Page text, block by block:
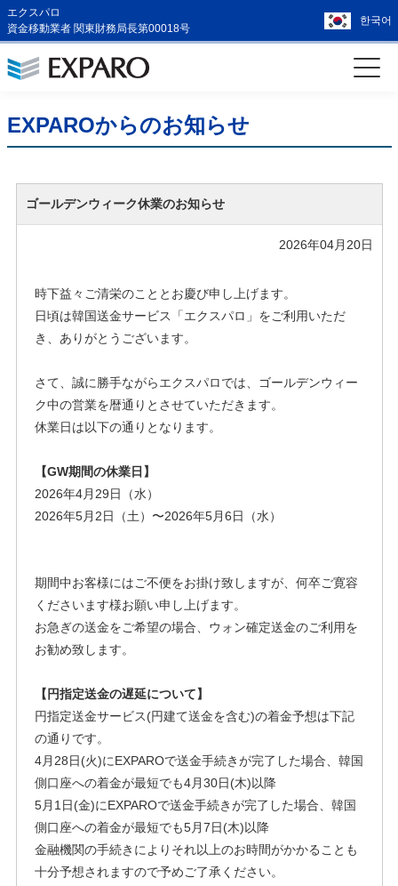
エクスパロ
資金移動業者 関東財務局長第00018号
한국어
EXPAROからのお知らせ
ゴールデンウィーク休業のお知らせ
2026年04月20日
時下益々ご清栄のこととお慶び申し上げます。
日頃は韓国送金サービス「エクスパロ」をご利用いただ
き、ありがとうございます。
さて、誠に勝手ながらエクスパロでは、ゴールデンウィー
ク中の営業を暦通りとさせていただきます。
休業日は以下の通りとなります。
【GW期間の休業日】
2026年4月29日（水）
2026年5月2日（土）〜2026年5月6日（水）
期間中お客様にはご不便をお掛け致しますが、何卒ご寛容
くださいます様お願い申し上げます。
お急ぎの送金をご希望の場合、ウォン確定送金のご利用を
お勧め致します。
【円指定送金の遅延について】
円指定送金サービス(円建て送金を含む)の着金予想は下記
の通りです。
4月28日(火)にEXPAROで送金手続きが完了した場合、韓国
側口座への着金が最短でも4月30日(木)以降
5月1日(金)にEXPAROで送金手続きが完了した場合、韓国
側口座への着金が最短でも5月7日(木)以降
金融機関の手続きによりそれ以上のお時間がかかることも
十分予想されますので予めご了承ください。